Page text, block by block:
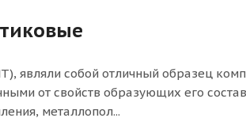
являли собой отличный образец
от свойств образующих его
металлопол...